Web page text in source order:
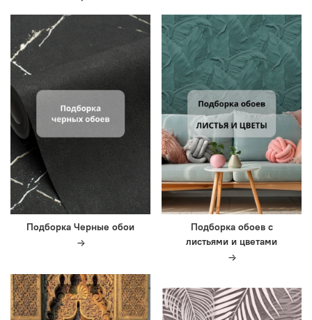
Подборка Черные обои
Подборка обоев с
листьями и цветами